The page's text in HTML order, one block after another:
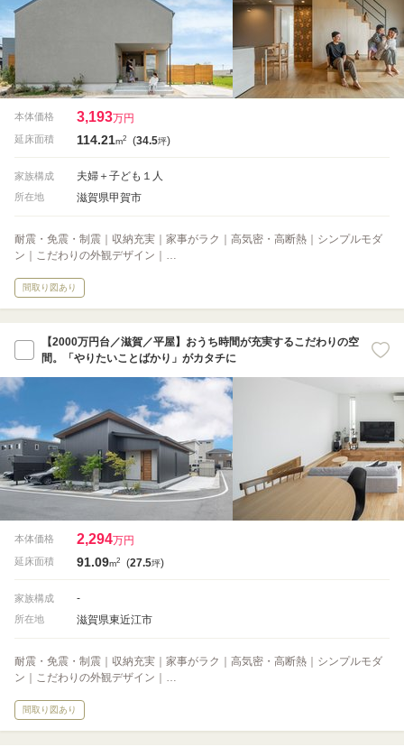
本体価格 3,193万円
延床面積 114.21m2 (34.5坪)
家族構成 夫婦＋子ども１人
所在地 滋賀県甲賀市
耐震・免震・制震｜収納充実｜家事がラク｜高気密・高断熱｜シンプルモダ
ン｜こだわりの外観デザイン｜…
間取り図あり
【2000万円台／滋賀／平屋】おうち時間が充実するこだわりの空
間。「やりたいことばかり」がカタチに
本体価格 2,294万円
延床面積 91.09m2 (27.5坪)
家族構成 -
所在地 滋賀県東近江市
耐震・免震・制震｜収納充実｜家事がラク｜高気密・高断熱｜シンプルモダ
ン｜こだわりの外観デザイン｜…
間取り図あり